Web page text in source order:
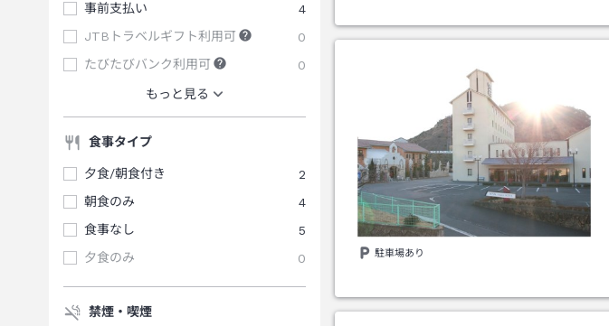
事前支払い
4
JTBトラベルギフト利用可
0
たびたびバンク利用可
0
もっと見る
食事タイプ
夕食/朝食付き
2
朝食のみ
4
食事なし
5
夕食のみ
0
禁煙・喫煙
駐車場あり